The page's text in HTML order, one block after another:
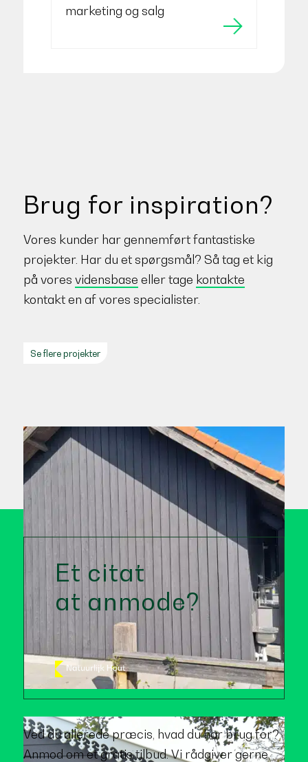
marketing og salg
Brug for inspiration?
Vores kunder har gennemført fantastiske
projekter. Har du et spørgsmål? Så tag et kig
på vores vidensbase eller tage kontakte
kontakt en af vores specialister.
Se flere projekter
Et citat
at anmode?
Ved du allerede præcis, hvad du har brug for?
Anmod om et gratis tilbud. Vi rådgiver gerne,